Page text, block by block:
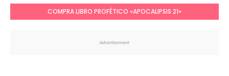
COMPRA LIBRO PROFÉTICO «APOCALIPSIS 21»